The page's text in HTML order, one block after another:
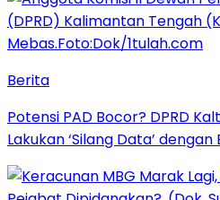
Berita
Potensi PAD Bocor? DPRD
Lakukan ‘Silang Data’ dengan